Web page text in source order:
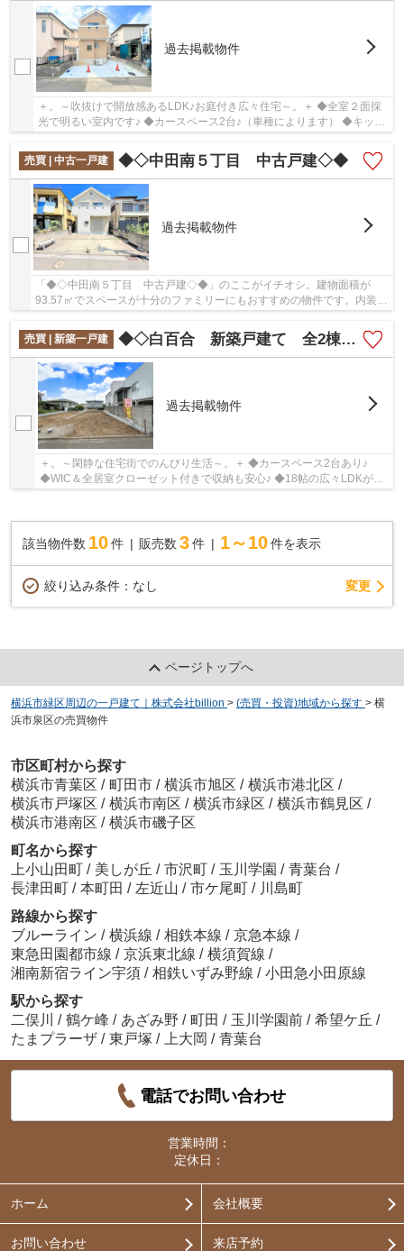
過去掲載物件
＋。～吹抜けで開放感あるLDK♪お庭付き広々住宅～。＋ ◆全室２面採
光で明るい室内です♪ ◆カースペース2台♪（車種によります） ◆キッチ
売買 | 中古一戸建
◆◇中田南５丁目 中古戸建◇◆
過去掲載物件
「◆◇中田南５丁目 中古戸建◇◆」のここがイチオシ。建物面積が
93.57㎡でスペースが十分のファミリーにもおすすめの物件です。内装リ
売買 | 新築一戸建
◆◇白百合 新築戸建て 全2棟◇◆
過去掲載物件
＋。～閑静な住宅街でのんびり生活～。＋ ◆カースペース2台あり♪
◆WIC＆全居室クローゼット付きで収納も安心♪ ◆18帖の広々LDKが魅
該当物件数 10件 販売数 3 件 1～10 件を表示
絞り込み条件： なし 変更
ページトップへ
横浜市緑区周辺の一戸建て｜株式会社billion > (売買・投資)地域から探す > 横
浜市泉区の売買物件
市区町村から探す
横浜市青葉区 / 町田市 / 横浜市旭区 / 横浜市港北区 /
横浜市戸塚区 / 横浜市南区 / 横浜市緑区 / 横浜市鶴見区 /
横浜市港南区 / 横浜市磯子区
町名から探す
上小山田町 / 美しが丘 / 市沢町 / 玉川学園 / 青葉台 /
長津田町 / 本町田 / 左近山 / 市ケ尾町 / 川島町
路線から探す
ブルーライン / 横浜線 / 相鉄本線 / 京急本線 /
東急田園都市線 / 京浜東北線 / 横須賀線 /
湘南新宿ライン宇須 / 相鉄いずみ野線 / 小田急小田原線
駅から探す
二俣川 / 鶴ケ峰 / あざみ野 / 町田 / 玉川学園前 / 希望ケ丘 /
たまプラーザ / 東戸塚 / 上大岡 / 青葉台
電話でお問い合わせ
営業時間：
定休日：
ホーム 会社概要
お問い合わせ 来店予約